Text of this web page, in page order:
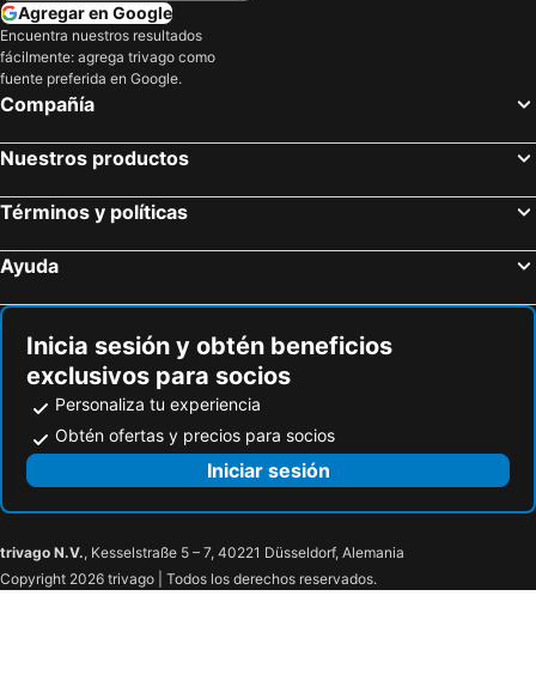
Agregar en Google
Encuentra nuestros resultados
fácilmente: agrega trivago como
fuente preferida en Google.
Compañía
Nuestros productos
Términos y políticas
Ayuda
Inicia sesión y obtén beneficios
exclusivos para socios
Personaliza tu experiencia
Obtén ofertas y precios para socios
Iniciar sesión
trivago N.V., Kesselstraße 5 – 7, 40221 Düsseldorf, Alemania
Copyright 2026 trivago | Todos los derechos reservados.